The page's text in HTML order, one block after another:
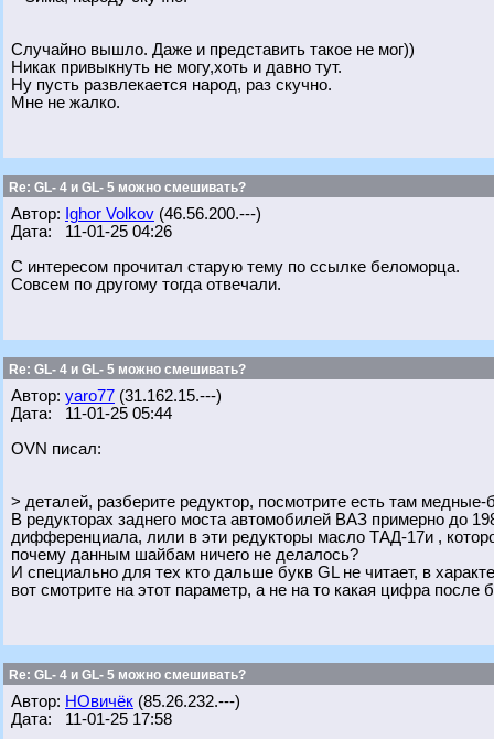
Случайно вышло. Даже и представить такое не мог))
Никак привыкнуть не могу,хоть и давно тут.
Ну пусть развлекается народ, раз скучно.
Мне не жалко.
Re: GL- 4 и GL- 5 можно смешивать?
Автор: Ighor Volkov (46.56.200.---)
Дата: 11-01-25 04:26
С интересом прочитал старую тему по ссылке беломорца.
Совсем по другому тогда отвечали.
Re: GL- 4 и GL- 5 можно смешивать?
Автор: yaro77 (31.162.15.---)
Дата: 11-01-25 05:44
OVN писал:
> деталей, разберите редуктор, посмотрите есть там
В редукторах заднего моста автомобилей ВАЗ примерно до
дифференциала, лили в эти редукторы масло ТАД-17и ,
почему данным шайбам ничего не делалось?
И специально для тех кто дальше букв GL не читает, в
вот смотрите на этот параметр, а не на то какая цифра после
Re: GL- 4 и GL- 5 можно смешивать?
Автор: НОвичёк (85.26.232.---)
Дата: 11-01-25 17:58